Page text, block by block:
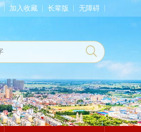
加入收藏 长辈版 无障碍